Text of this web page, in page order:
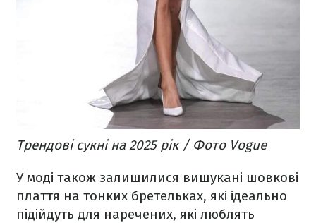
Трендові сукні на 2025 рік / Фото Vogue
У моді також залишилися вишукані шовкові
плаття на тонких бретельках, які ідеально
підійдуть для наречених, які люблять